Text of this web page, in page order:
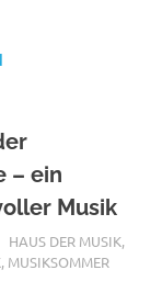
– ein
Musik
ANDREAS
HAUS DER MUSIK,
, MUSIKSOMMER